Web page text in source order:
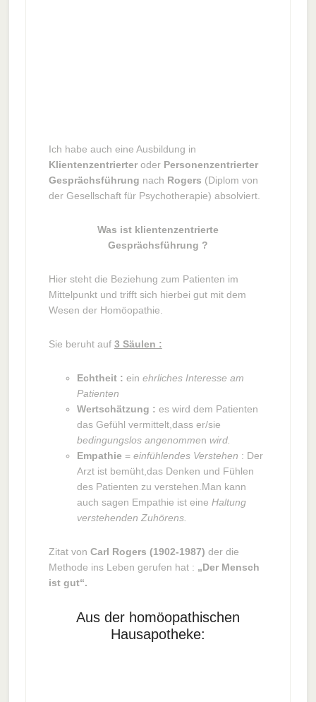
Ich habe auch eine Ausbildung in
Klientenzentrierteroder Personenzentrierter
Gesprächsführung nach Rogers (Diplom von
der Gesellschaft für Psychotherapie) absolviert.
Was ist klientenzentrierte
Gesprächsführung ?
Hier steht die Beziehung zum Patienten im
Mittelpunkt und trifft sich hierbei gut mit dem
Wesen der Homöopathie.
Sie beruht auf 3 Säulen :
Echtheit : ein ehrliches Interesse am
Patienten
Wertschätzung : es wird dem Patienten
das Gefühl vermittelt,dass er/sie
bedingungslos angenommen wird.
Empathie = einfühlendes Verstehen : Der
Arzt ist bemüht,das Denken und Fühlen
des Patienten zu verstehen.Man kann
auch sagen Empathie ist eine Haltung
verstehenden Zuhörens.
Zitat von Carl Rogers (1902-1987) der die
Methode ins Leben gerufen hat : „Der Mensch
ist gut“.
Aus der homöopathischen
Hausapotheke: